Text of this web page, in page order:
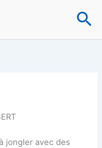
jongler avec des